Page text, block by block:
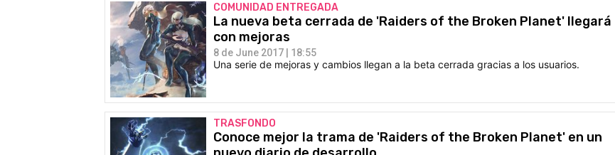
COMUNIDAD ENTREGADA
La nueva beta cerrada de 'Raiders of the Broken Planet' llegará
con mejoras
8 de June 2017 | 18:55
Una serie de mejoras y cambios llegan a la beta cerrada gracias a los usuarios.
TRASFONDO
Conoce mejor la trama de 'Raiders of the Broken Planet' en un